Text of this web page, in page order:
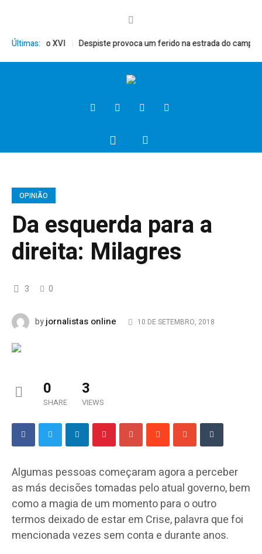
Últimas:
Bento XVI Despiste provoca um ferido na estrada do campo
OPINIÃO
Da esquerda para a
direita: Milagres
3 0
byjornalistas online 10 DE SETEMBRO, 2018
0
SHARE
3
VIEWS
Algumas pessoas começaram agora a perceber
as más decisões tomadas pelo atual governo, bem
como a magia de um momento para o outro
termos deixado de estar em Crise, palavra que foi
mencionada vezes sem conta e durante anos.